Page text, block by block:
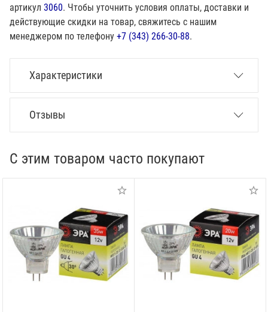
артикул 3060. Чтобы уточнить условия оплаты, доставки и
действующие скидки на товар, свяжитесь с нашим
менеджером по телефону +7 (343) 266-30-88.
Характеристики
Отзывы
С этим товаром часто покупают